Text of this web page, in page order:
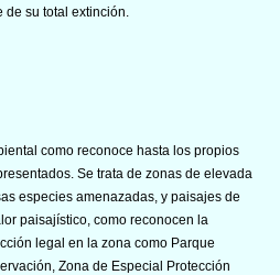
su total extinción.
como reconoce hasta los propios
Se trata de zonas de elevada
especies amenazadas, y paisajes de
paisajístico, como reconocen la
legal en la zona como Parque
Zona de Especial Protección